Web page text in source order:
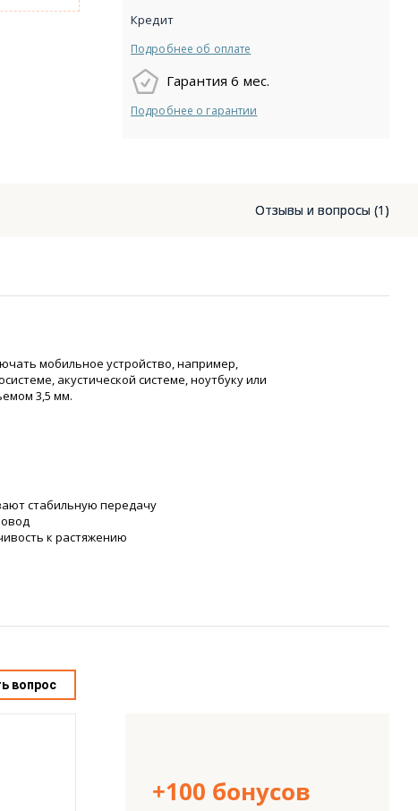
Кредит
Подробнее об оплате
Гарантия 6 мес.
Подробнее о гарантии
Отзывы и вопросы (1)
мобильное устройство, например,
акустической системе, ноутбуку или
3,5 мм.
стабильную передачу
к растяжению
вопрос
+100 бонусов